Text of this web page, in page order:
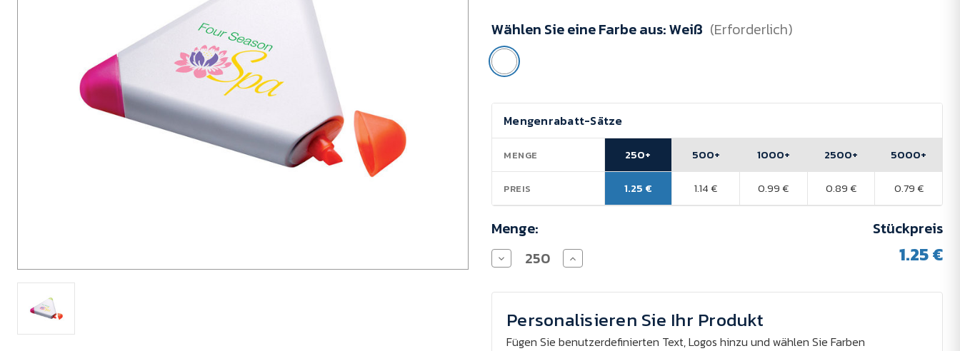
Mindestkaufwert:
Einheiten
Wählen Sie eine Farbe aus:Weiß (Erforderlich)
Aktueller
Lagerbestand:
Mengenrabatt-Sätze
MENGE
PREIS
250+
1.25 €
500+
1.14 €
1000+
0.99 €
2500+
0.89 €
5000+
0.79 €
Menge:
Menge
von
Set
verringern
Menge
von
Set
erhöhen
Stückpreis
1.25 €
Personalisieren Sie Ihr Produkt
Fügen Sie benutzerdefinierten Text, Logos hinzu und wählen Sie Farben